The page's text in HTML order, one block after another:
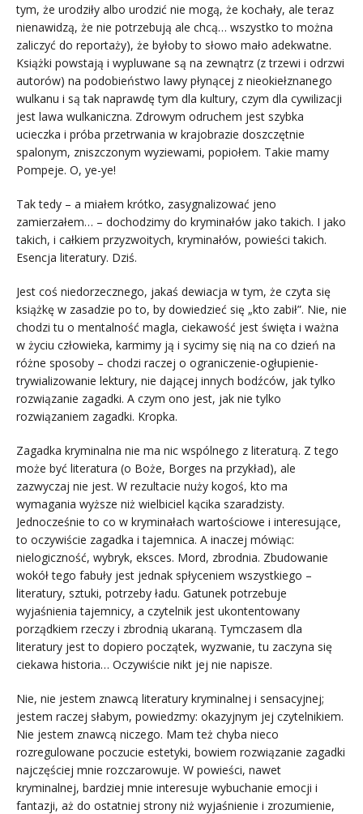
tym, że urodziły albo urodzić nie mogą, że kochały, ale teraz
nienawidzą, że nie potrzebują ale chcą… wszystko to można
zaliczyć do reportaży), że byłoby to słowo mało adekwatne.
Książki powstają i wypluwane są na zewnątrz (z trzewi i odrzwi
autorów) na podobieństwo lawy płynącej z nieokiełznanego
wulkanu i są tak naprawdę tym dla kultury, czym dla cywilizacji
jest lawa wulkaniczna. Zdrowym odruchem jest szybka
ucieczka i próba przetrwania w krajobrazie doszczętnie
spalonym, zniszczonym wyziewami, popiołem. Takie mamy
Pompeje. O, ye-ye!
Tak tedy – a miałem krótko, zasygnalizować jeno
zamierzałem… – dochodzimy do kryminałów jako takich. I jako
takich, i całkiem przyzwoitych, kryminałów, powieści takich.
Esencja literatury. Dziś.
Jest coś niedorzecznego, jakaś dewiacja w tym, że czyta się
książkę w zasadzie po to, by dowiedzieć się „kto zabił”. Nie, nie
chodzi tu o mentalność magla, ciekawość jest święta i ważna
w życiu człowieka, karmimy ją i sycimy się nią na co dzień na
różne sposoby – chodzi raczej o ograniczenie-ogłupienie-
trywializowanie lektury, nie dającej innych bodźców, jak tylko
rozwiązanie zagadki. A czym ono jest, jak nie tylko
rozwiązaniem zagadki. Kropka.
Zagadka kryminalna nie ma nic wspólnego z literaturą. Z tego
może być literatura (o Boże, Borges na przykład), ale
zazwyczaj nie jest. W rezultacie nuży kogoś, kto ma
wymagania wyższe niż wielbiciel kącika szaradzisty.
Jednocześnie to co w kryminałach wartościowe i interesujące,
to oczywiście zagadka i tajemnica. A inaczej mówiąc:
nielogiczność, wybryk, eksces. Mord, zbrodnia. Zbudowanie
wokół tego fabuły jest jednak spłyceniem wszystkiego –
literatury, sztuki, potrzeby ładu. Gatunek potrzebuje
wyjaśnienia tajemnicy, a czytelnik jest ukontentowany
porządkiem rzeczy i zbrodnią ukaraną. Tymczasem dla
literatury jest to dopiero początek, wyzwanie, tu zaczyna się
ciekawa historia… Oczywiście nikt jej nie napisze.
Nie, nie jestem znawcą literatury kryminalnej i sensacyjnej;
jestem raczej słabym, powiedzmy: okazyjnym jej czytelnikiem.
Nie jestem znawcą niczego. Mam też chyba nieco
rozregulowane poczucie estetyki, bowiem rozwiązanie zagadki
najczęściej mnie rozczarowuje. W powieści, nawet
kryminalnej, bardziej mnie interesuje wybuchanie emocji i
fantazji, aż do ostatniej strony niż wyjaśnienie i zrozumienie,